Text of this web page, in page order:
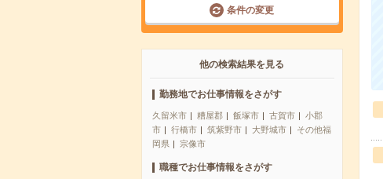
条件の変更
他の検索結果を見る
勤務地でお仕事情報をさがす
久留米市 糟屋郡 飯塚市 古賀市
小郡
市
行橋市 筑紫野市 大野城市
その他福
岡県
宗像市
職種でお仕事情報をさがす